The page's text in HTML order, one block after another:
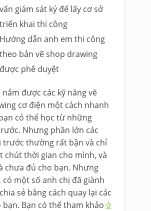
vấn giám sát ký để lấy cơ sở
triển khai thi công
Hướng dẫn anh em thi công
theo bản vẽ shop drawing
được phê duyệt
được các kỹ năng vẽ
cơ điện một cách nhanh
có thể học từ những
Nhưng phần lớn các
trước thường rất bận và chỉ
chút thời gian cho mình, và
chưa đủ cho bạn. Nhưng
có một số anh chị đã giành
sẻ bằng cách quay lại các
bạn. Bạn có thể tham khảo ở